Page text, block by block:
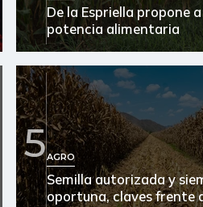
+$ 3,00
-
-
-
-
+$ 56,00
De la Espriella propone
potencia alimentaria
5AGRO
Semilla autorizada y
oportuna, claves frente